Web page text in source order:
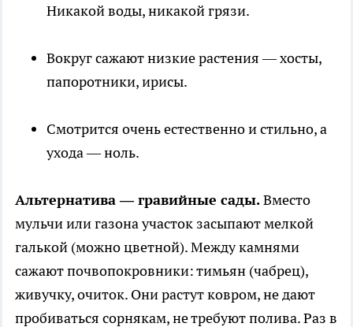
Никакой воды, никакой грязи.
Вокруг сажают низкие растения — хосты,
папоротники, ирисы.
Смотрится очень естественно и стильно, а
ухода — ноль.
Альтернатива — гравийные сады.Вместо
мульчи или газона участок засыпают мелкой
галькой (можно цветной). Между камнями
сажают почвопокровники: тимьян (чабрец),
живучку, очиток. Они растут ковром, не дают
пробиваться сорнякам, не требуют полива. Раз в